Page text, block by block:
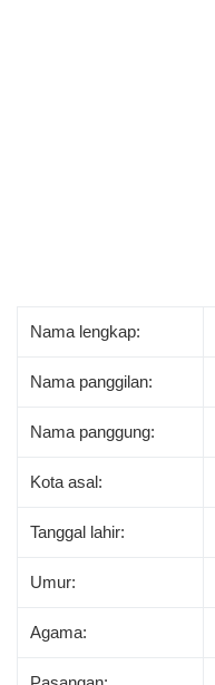
Nama lengkap:
Nama panggilan:
Nama panggung:
Kota asal:
Tanggal lahir:
Umur:
Agama: